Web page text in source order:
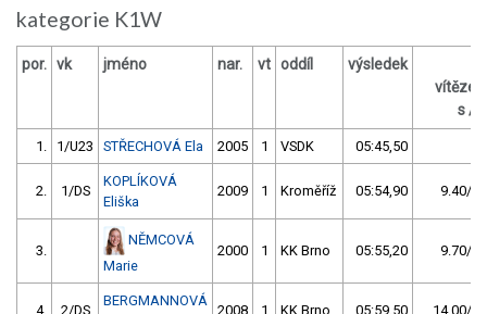
kategorie K1W
por. vk jméno nar. vt oddíl výsledek
s /
1. 1/U23 STŘECHOVÁ Ela 2005 1 VSDK 05:45,50
2. 1/DS
KOPLÍKOVÁ
Eliška
2009 1 Kroměříž 05:54,90 9.40/
3.
NĚMCOVÁ
Marie
2000 1 KK Brno 05:55,20 9.70/
4. 2/DS
BERGMANNOVÁ
2008 1 KK Brno 05:59,50 14.00/